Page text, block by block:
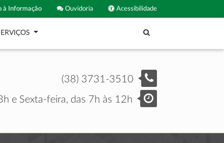
Acessibilidade
Ouvidoria
à Informação
(38) 3731-3510
e Sexta-feira, das 7h às 12h